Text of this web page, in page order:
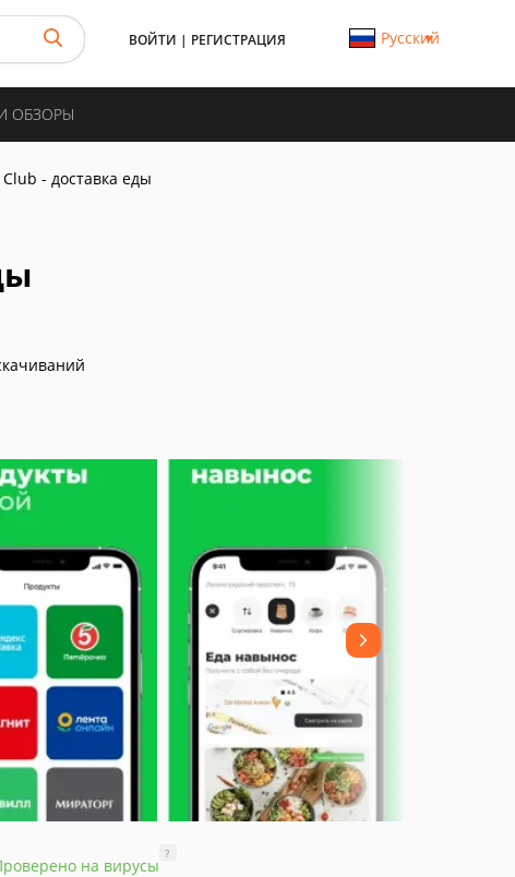
ВОЙТИ | РЕГИСТРАЦИЯ Русский
ОБЗОРЫ
- доставка еды
на вирусы
?